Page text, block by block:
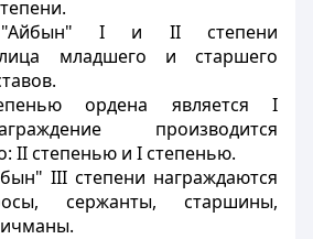
"Айбын" I и II степени
младшего и старшего
ордена является I
производится
II степенью и I степенью.
III степени награждаются
сержанты, старшины,